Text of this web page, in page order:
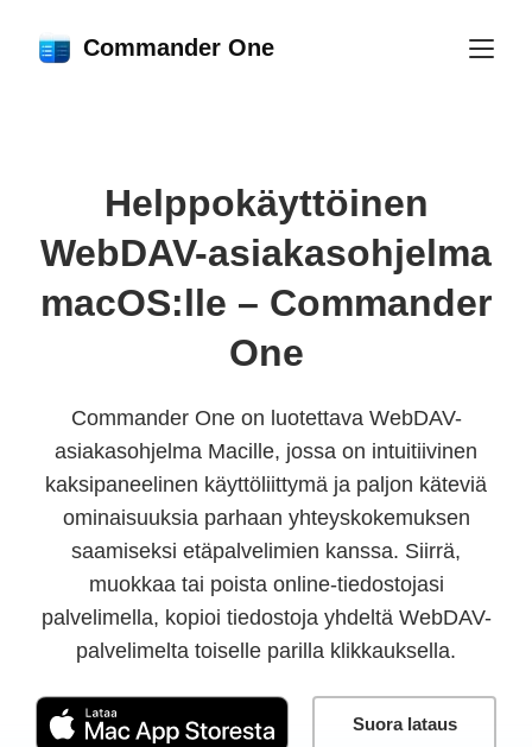
Commander One
Helppokäyttöinen
WebDAV-asiakasohjelma
macOS:lle – Commander
One
Commander One on luotettava WebDAV-
asiakasohjelma Macille, jossa on intuitiivinen
kaksipaneelinen käyttöliittymä ja paljon käteviä
ominaisuuksia parhaan yhteyskokemuksen
saamiseksi etäpalvelimien kanssa. Siirrä,
muokkaa tai poista online-tiedostojasi
palvelimella, kopioi tiedostoja yhdeltä WebDAV-
palvelimelta toiselle parilla klikkauksella.
Suora lataus